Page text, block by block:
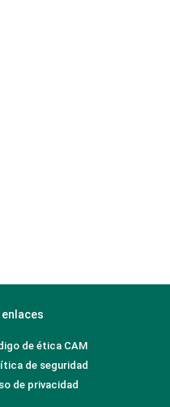
de ética CAM
de seguridad
de privacidad